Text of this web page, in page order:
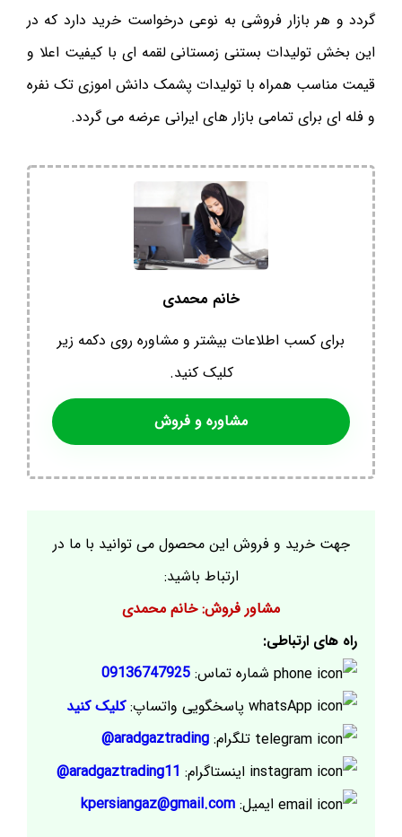
گردد و هر بازار فروشی به نوعی درخواست خرید دارد که در
این بخش تولیدات بستنی زمستانی لقمه ای با کیفیت اعلا و
قیمت مناسب همراه با تولیدات پشمک دانش اموزی تک نفره
و فله ای برای تمامی بازار های ایرانی عرضه می گردد.
خانم محمدی
برای کسب اطلاعات بیشتر و مشاوره روی دکمه زیر
کلیک کنید.
مشاوره و فروش
جهت خرید و فروش این محصول می توانید با ما در
ارتباط باشید:
مشاور فروش: خانم محمدی
راه های ارتباطی:
شماره تماس: 09136747925
پاسخگویی واتساپ:کلیک کنید
تلگرام: aradgaztrading@
اینستاگرام: aradgaztrading11@
ایمیل: kpersiangaz@gmail.com